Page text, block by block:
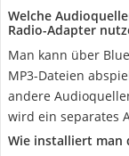
Welche
Radio-Adapter
Man kann über
MP3-Dateien
andere
wird ein separates
Wie installiert man